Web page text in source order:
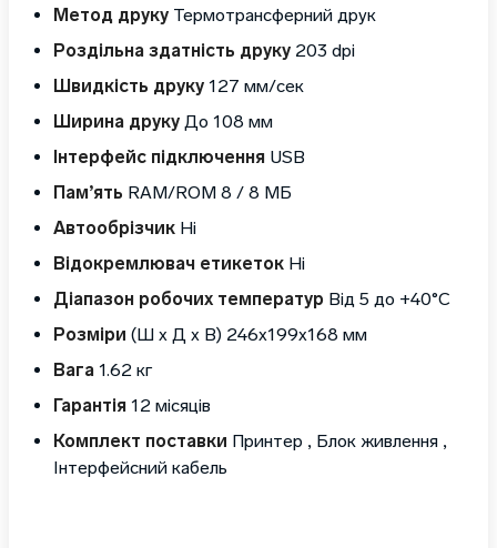
Метод друкуТермотрансферний друк
Роздільна здатність друку203 dpi
Швидкість друку127 мм/сек
Ширина друкуДо 108 мм
Інтерфейс підключенняUSB
Пам’ять RAM/ROM 8 / 8 МБ
АвтообрізчикНі
Відокремлювач етикетокНі
Діапазон робочих температур Від 5 до +40°C
Розміри (Ш х Д х В) 246x199x168 мм
Вага1.62 кг
Гарантія12 місяців
Комплект поставки Принтер , Блок живлення ,
Інтерфейсний кабель